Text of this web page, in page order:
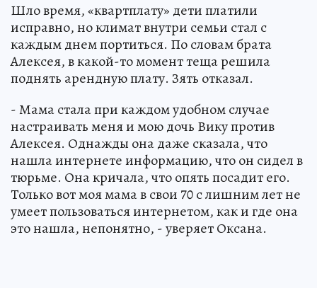
Шло время, «квартплату» дети платили
исправно, но климат внутри семьи стал с
каждым днем портиться. По словам брата
Алексея, в какой-то момент теща решила
поднять арендную плату. Зять отказал.
- Мама стала при каждом удобном случае
настраивать меня и мою дочь Вику против
Алексея. Однажды она даже сказала, что
нашла интернете информацию, что он сидел в
тюрьме. Она кричала, что опять посадит его.
Только вот моя мама в свои 70 с лишним лет не
умеет пользоваться интернетом, как и где она
это нашла, непонятно, - уверяет Оксана.